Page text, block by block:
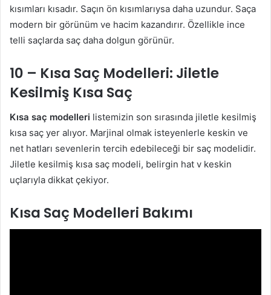
kısımları kısadır. Saçın ön kısımlarıysa daha uzundur. Saça
modern bir görünüm ve hacim kazandırır. Özellikle ince
telli saçlarda saç daha dolgun görünür.
10 – Kısa Saç Modelleri: Jiletle
Kesilmiş Kısa Saç
Kısa saç modelleri listemizin son sırasında jiletle kesilmiş
kısa saç yer alıyor. Marjinal olmak isteyenlerle keskin ve
net hatları sevenlerin tercih edebileceği bir saç modelidir.
Jiletle kesilmiş kısa saç modeli, belirgin hat v keskin
uçlarıyla dikkat çekiyor.
Kısa Saç Modelleri Bakımı